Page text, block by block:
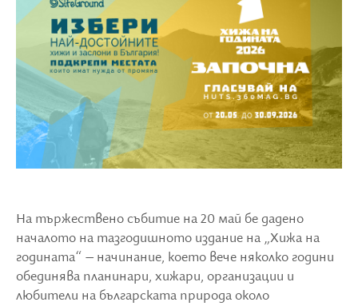
На тържествено събитие на 20 май бе дадено
началото на тазгодишното издание на „Хижа на
годината“ – начинание, което вече няколко години
обединява планинари, хижари, организации и
любители на българската природа около